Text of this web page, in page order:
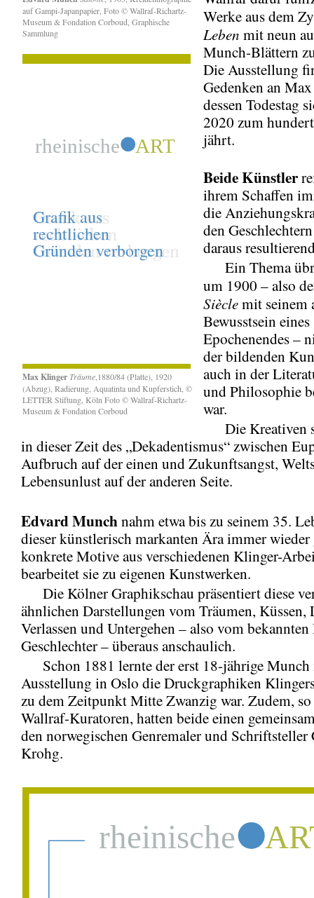
auf Gampi-Japanpapier, Foto © Wallraf-Richartz-
Museum & Fondation Corboud, Graphische
Sammlung
Max Klinger Träume ,1880/84 (Platte), 1920
(Abzug), Radierung, Aquatinta und Kupferstich, ©
LETTER Stiftung, Köln Foto © Wallraf-Richartz-
Museum & Fondation Corboud
Werke aus dem
Leben mit neun
Munch-Blättern
Die Ausstellung
Gedenken an
dessen Todestag
2020 zum
jährt.
Beide Künstler
ihrem Schaffen
die
den
daraus
Ein Thema
um 1900 – also
Sièclemit seinem
Bewusstsein eines
Epochenendes –
der bildenden
auch in der
und Philosophie
war.
Die Kreativen
in dieser Zeit des „Dekadentismus“ zwischen
Aufbruch auf der einen und Zukunftsangst,
Lebensunlust auf der anderen Seite.
Edvard Munchnahm etwa bis zu seinem 35.
dieser künstlerisch markanten Ära immer wieder
konkrete Motive aus verschiedenen Klinger-
bearbeitet sie zu eigenen Kunstwerken.
Die Kölner Graphikschau präsentiert diese
ähnlichen Darstellungen vom Träumen, Küssen,
Verlassen und Untergehen – also vom
Geschlechter – überaus anschaulich.
Schon 1881 lernte der erst 18-jährige Munch
Ausstellung in Oslo die Druckgraphiken
zu dem Zeitpunkt Mitte Zwanzig war. Zudem,
Wallraf-Kuratoren, hatten beide einen
den norwegischen Genremaler und Schriftsteller
Krohg.